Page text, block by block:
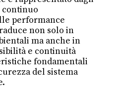
performance
non solo in
ma anche in
e continuità
fondamentali
del sistema